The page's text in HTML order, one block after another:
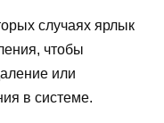
случаях ярлык
чтобы
или
в системе.